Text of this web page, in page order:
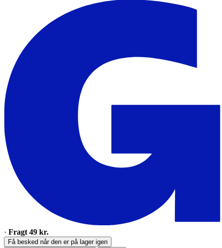
· Fragt 49 kr.
Få besked når den er på lager igen